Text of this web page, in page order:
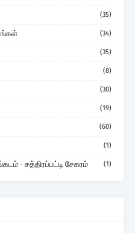
(35)
(34)
(35)
(8)
(30)
(19)
(60)
(1)
- சத்திரப்பட்டி சேகரம் (1)